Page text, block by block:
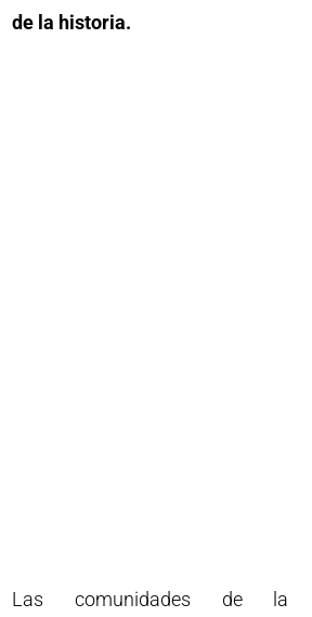
de la historia.
Las comunidades de la